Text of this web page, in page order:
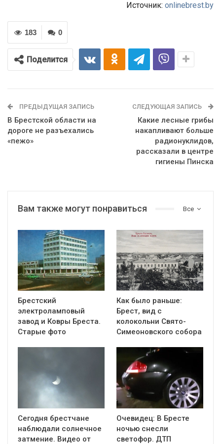
Источник: onlinebrest.by
0
183
Поделится
ПРЕДЫДУЩАЯ ЗАПИСЬ
В Брестской области на
дороге не разъехались
«пежо»
СЛЕДУЮЩАЯ ЗАПИСЬ
Какие лесные грибы
накапливают больше
радионуклидов,
рассказали в центре
гигиены Пинска
Все
Вам также могут понравиться
Брестский
электроламповый
завод и Ковры Бреста.
Старые фото
Как было раньше:
Брест, вид с
колокольни Cвято-
Симеоновского собора
Сегодня брестчане
наблюдали солнечное
затмение. Видео от
Очевидец: В Бресте
ночью снесли
светофор. ДТП